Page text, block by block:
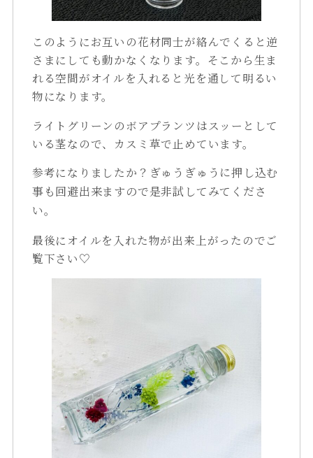
このようにお互いの花材同士が絡んでくると逆
さまにしても動かなくなります。そこから生ま
れる空間がオイルを入れると光を通して明るい
物になります。
ライトグリーンのボアプランツはスッーとして
いる茎なので、カスミ草で止めています。
参考になりましたか？ ぎゅうぎゅうに押し込む
事も回避出来ますので是非試してみてくださ
い。
最後にオイルを入れた物が出来上がったのでご
覧下さい♡